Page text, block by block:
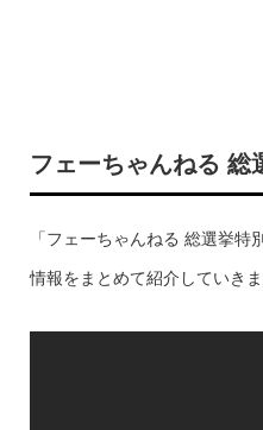
フェーちゃんねる 総
「フェーちゃんねる 総選挙
情報をまとめて紹介していきま